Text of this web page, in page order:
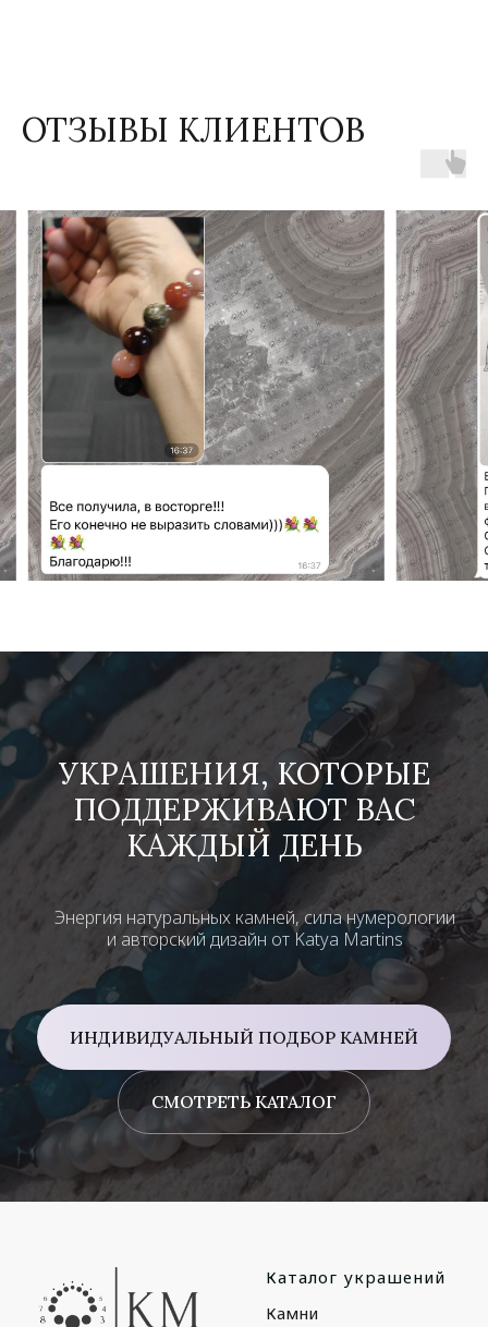
ОТЗЫВЫ КЛИЕНТОВ
УКРАШЕНИЯ, КОТОРЫЕ
ПОДДЕРЖИВАЮТ ВАС
КАЖДЫЙ ДЕНЬ
Энергия натуральных камней, сила нумерологии
и авторский дизайн от Katya Martins
ИНДИВИДУАЛЬНЫЙ ПОДБОР КАМНЕЙ
СМОТРЕТЬ КАТАЛОГ
Каталог украшений
Камни